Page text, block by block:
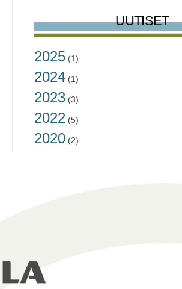
UUTISET
2025 (1)
2024 (1)
2023 (3)
2022 (5)
2020 (2)